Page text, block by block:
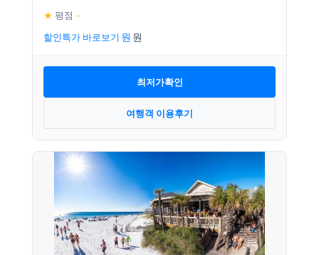
★ 평점 –
할인특가 바로보기
최저가확인
여행객 이용후기